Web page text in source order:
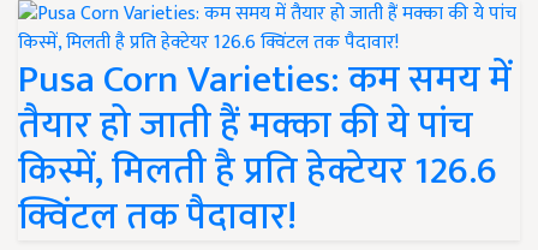
Pusa Corn Varieties: कम समय में
तैयार हो जाती हैं मक्का की ये पांच
किस्में, मिलती है प्रति हेक्टेयर 126.6
क्विंटल तक पैदावार!